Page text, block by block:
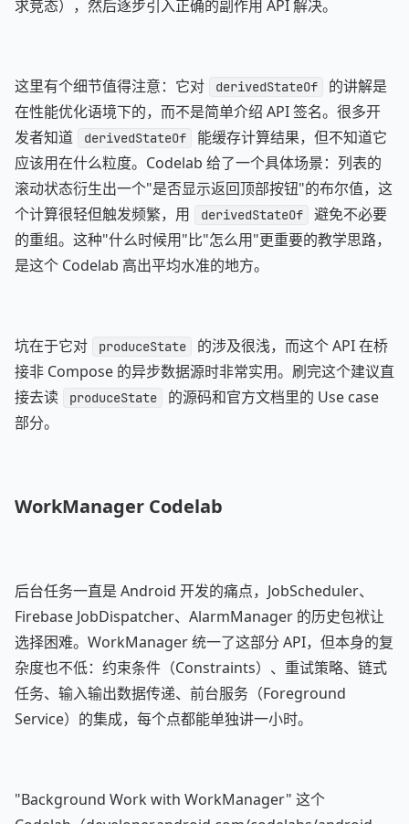
求竞态），然后逐步引入正确的副作用 API 解决。
这里有个细节值得注意：它对 derivedStateOf
的讲解是
在性能优化语境下的，而不是简单介绍 API 签名。很多开
发者知道
derivedStateOf
能缓存计算结果，但不知道它
应该用在什么粒度。Codelab 给了一个具体场景：列表的
滚动状态衍生出一个"是否显示返回顶部按钮"的布尔值，这
个计算很轻但触发频繁，用
derivedStateOf
避免不必要
的重组。这种"什么时候用"比"怎么用"更重要的教学思路，
是这个 Codelab 高出平均水准的地方。
坑在于它对 produceState
的涉及很浅，而这个 API 在桥
接非 Compose 的异步数据源时非常实用。刷完这个建议直
接去读
produceState
的源码和官方文档里的 Use case
部分。
WorkManager Codelab
后台任务一直是 Android 开发的痛点，JobScheduler、
Firebase JobDispatcher、AlarmManager 的历史包袱让
选择困难。WorkManager 统一了这部分 API，但本身的复
杂度也不低：约束条件（Constraints）、重试策略、链式
任务、输入输出数据传递、前台服务（Foreground
Service）的集成，每个点都能单独讲一小时。
"Background Work with WorkManager" 这个